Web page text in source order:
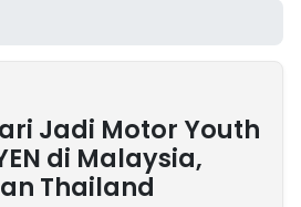
Jadi Motor Youth
di Malaysia,
Thailand